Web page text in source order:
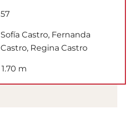
57
Sofía Castro, Fernanda
Castro, Regina Castro
1.70 m